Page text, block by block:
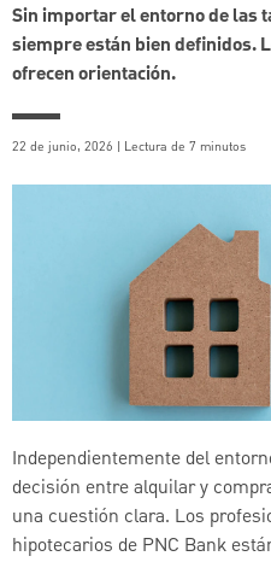
Sin importar el entorno de las
siempre están bien definidos.
ofrecen orientación.
22 de junio, 2026 | Lectura de 7 minutos
Independientemente del
decisión entre alquilar y
una cuestión clara. Los
hipotecarios de PNC Bank